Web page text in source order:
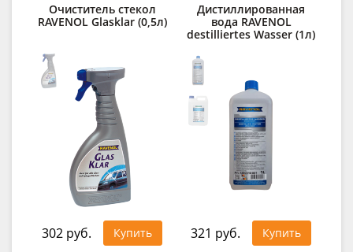
Очиститель стекол
RAVENOL Glasklar (0,5л)
302 руб.
Купить
Дистиллированная
вода RAVENOL
destilliertes Wasser (1л)
321 руб.
Купить